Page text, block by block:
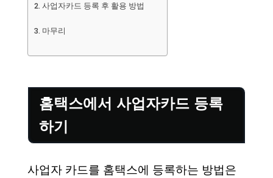
사업자카드 등록 후 활용 방법
마무리
홈택스에서 사업자카드 등록
하기
사업자 카드를 홈택스에 등록하는 방법은